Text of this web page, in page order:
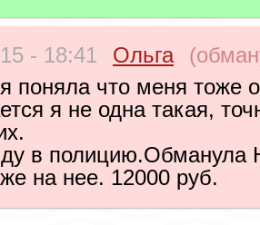
- 18:41 Ольга
поняла что меня тоже
я не одна такая,
в полицию.Обманула
на нее. 12000 руб.